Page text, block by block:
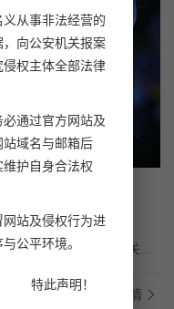
的吗？
可控，是一个备受关注
了解详情
从事非法经营的
向公安机关报案
权主体全部法律
通过官方网站及
域名与邮箱后
护自身合法权
站及侵权行为进
公平环境。
特此声明！